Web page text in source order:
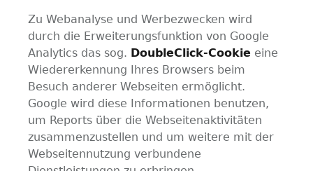
Zu Webanalyse und Werbezwecken wird
durch die Erweiterungsfunktion von Google
Analytics das sog. DoubleClick-Cookie eine
Wiedererkennung Ihres Browsers beim
Besuch anderer Webseiten ermöglicht.
Google wird diese Informationen benutzen,
um Reports über die Webseitenaktivitäten
zusammenzustellen und um weitere mit der
Webseitennutzung verbundene